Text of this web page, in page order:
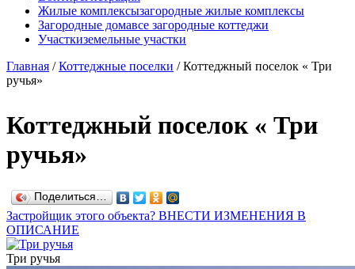
Жилые комплексызагородные жилые комплексы
Загородные домавсе загородные коттеджи
Участкиземельные участки
Главная / Коттеджные поселки /Коттеджный поселок « Три
ручья»
Коттеджный поселок « Три
ручья»
Поделиться…
Застройщик этого объекта? ВНЕСТИ ИЗМЕНЕНИЯ В
ОПИСАНИЕ
Три ручья